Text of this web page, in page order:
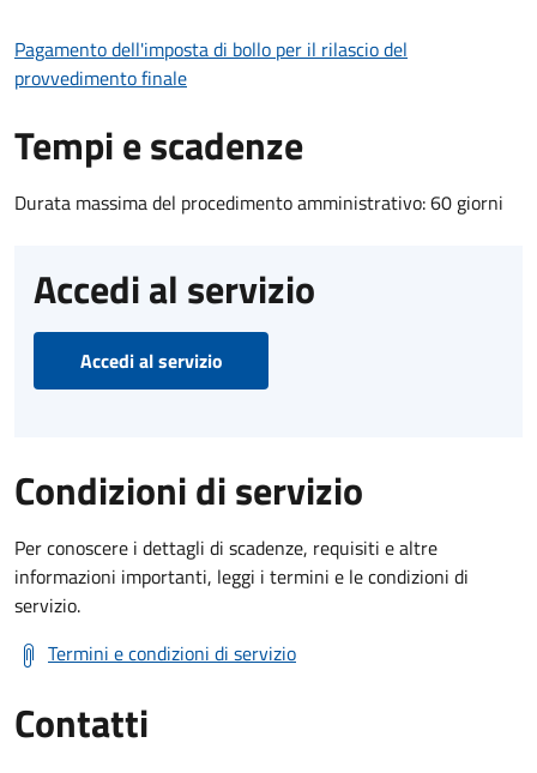
Pagamento dell'imposta di bollo per il rilascio del
provvedimento finale
Tempi e scadenze
Durata massima del procedimento amministrativo: 60 giorni
Accedi al servizio
Accedi al servizio
Condizioni di servizio
Per conoscere i dettagli di scadenze, requisiti e altre
informazioni importanti, leggi i termini e le condizioni di
servizio.
Termini e condizioni di servizio
Contatti